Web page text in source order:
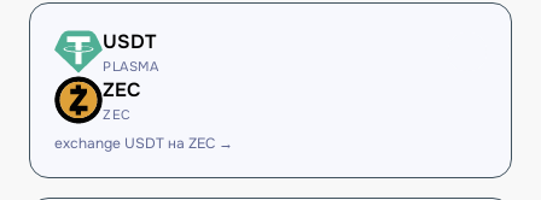
USDT
PLASMA
ZEC
ZEC
exchange USDT на ZEC →